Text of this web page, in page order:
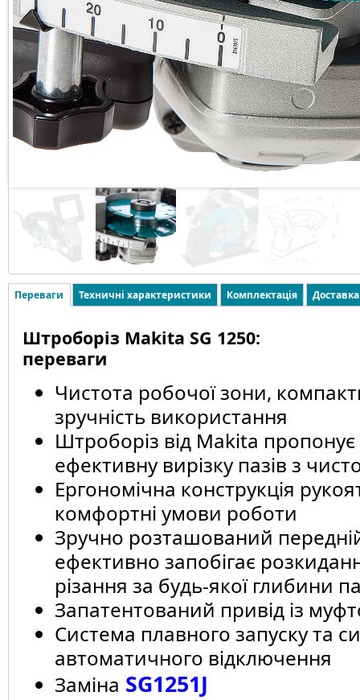
Переваги Техничні характеристики Комплектація
Штроборіз Makita SG 1250:
переваги
Чистота робочої зони,
зручність використання
Штроборіз від Makita
ефективну вирізку пазів з
Ергономічна конструкція
комфортні умови роботи
Зручно розташований
ефективно запобігає
різання за будь-якої глибини
Запатентований привід із
Система плавного запуску та
автоматичного відключення
Заміна SG1251J